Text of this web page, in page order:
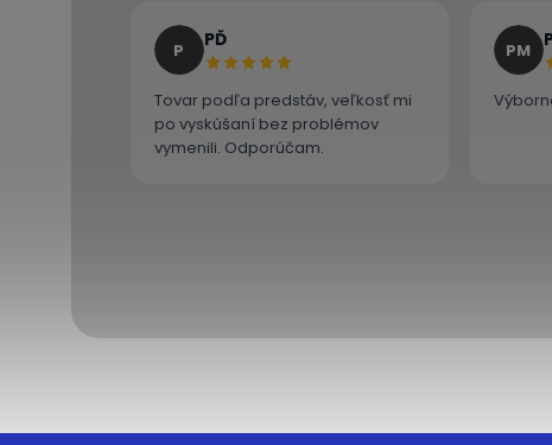
P PĎ
Tovar podľa predstáv, veľkosť mi
po vyskúšaní bez problémov
vymenili. Odporúčam.
PM